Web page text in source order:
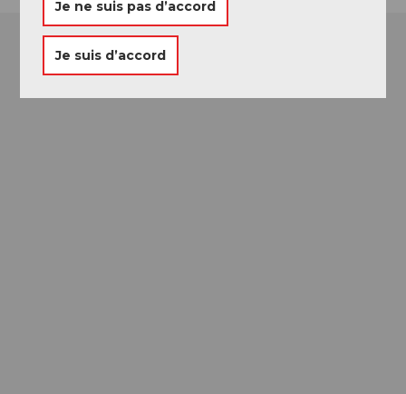
Je ne suis pas d’accord
Je suis d’accord